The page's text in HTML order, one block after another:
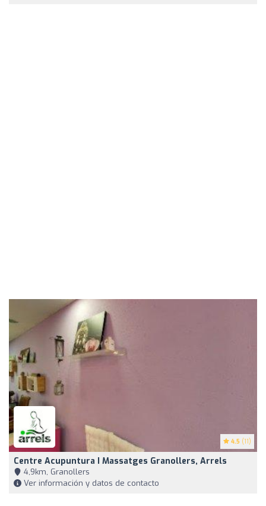
4.5 (11)
Centre Acupuntura I Massatges Granollers, Arrels
4,9km, Granollers
Ver información y datos de contacto